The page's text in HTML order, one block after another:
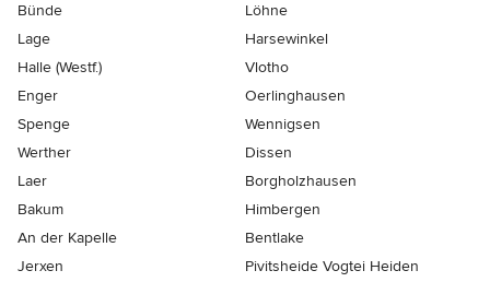
Bünde
Löhne
Lage
Harsewinkel
Halle (Westf.)
Vlotho
Enger
Oerlinghausen
Spenge
Wennigsen
Werther
Dissen
Laer
Borgholzhausen
Bakum
Himbergen
An der Kapelle
Bentlake
Jerxen
Pivitsheide Vogtei Heiden